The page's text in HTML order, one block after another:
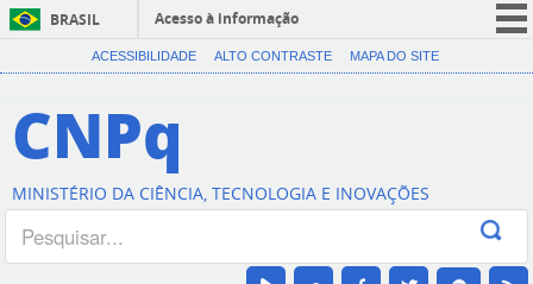
BRASIL
Acesso à informação
CORONAVÍRUS (COVID-19)
Canais
ACESSIBILIDADE ALTO CONTRASTE MAPA DO SITE
CNPq
MINISTÉRIO DA CIÊNCIA, TECNOLOGIA E INOVAÇÕES